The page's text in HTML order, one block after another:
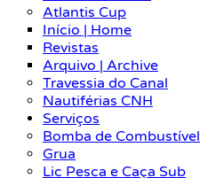
Atlantis Cup
Início | Home
Revistas
Arquivo | Archive
Travessia do Canal
Nautiférias CNH
Serviços
Bomba de Combustível
Grua
Lic Pesca e Caça Sub